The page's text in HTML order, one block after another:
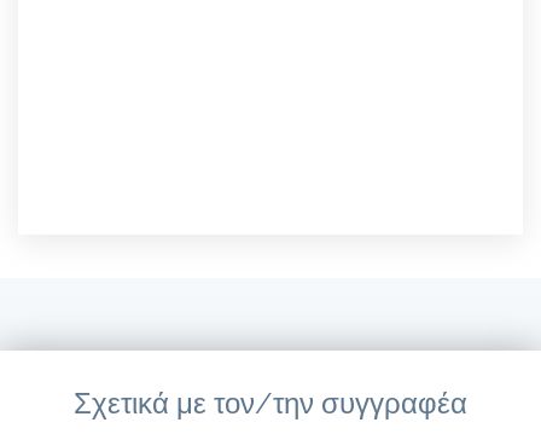
Σχετικά με τον/την συγγραφέα